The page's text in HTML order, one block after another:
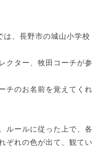
、長野市の城山小学校
クター、牧田コーチが参
チのお名前を覚えてくれ
ルールに従った上で、各
ぞれの色が出て、観てい